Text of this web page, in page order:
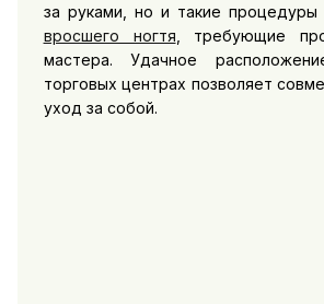
за руками, но и такие
вросшего ногтя , требующие
мастера. Удачное
торговых центрах позволяет
уход за собой.